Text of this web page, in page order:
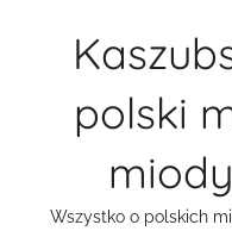
polski
Wszystko o polskich